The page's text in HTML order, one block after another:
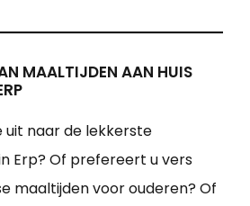
MAALTIJDEN AAN HUIS
uit naar de lekkerste
Erp? Of prefereert u vers
maaltijden voor ouderen? Of